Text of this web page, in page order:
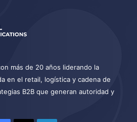
más de 20 años liderando la
en el retail, logística y cadena de
B2B que generan autoridad y